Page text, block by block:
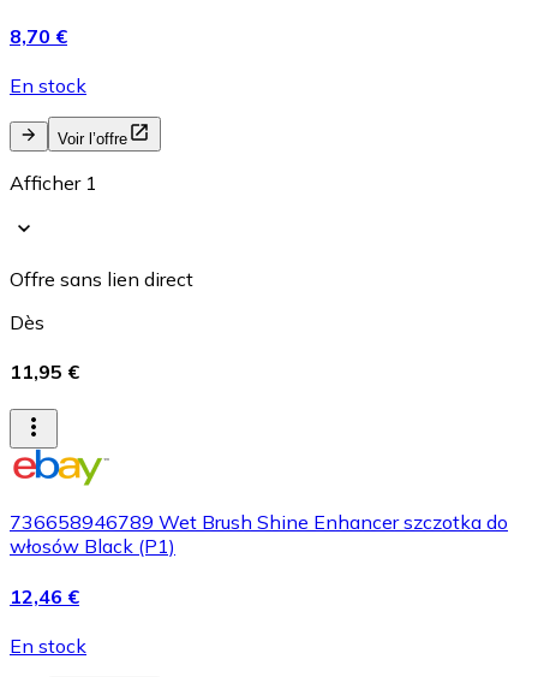
8,70 €
En stock
Voir l’offre
Afficher 1
Offre sans lien direct
Dès
11,95 €
736658946789 Wet Brush Shine Enhancer szczotka do
włosów Black (P1)
12,46 €
En stock